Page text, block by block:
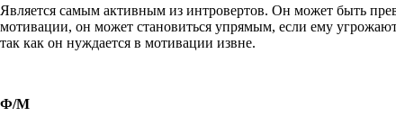
Является самым активным из интровертов. Он может быть
мотивации, он может становиться упрямым, если ему
так как он нуждается в мотивации извне.
Ф/М